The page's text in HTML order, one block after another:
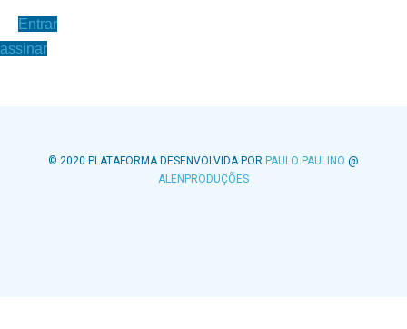
Entrar
assinar
© 2020 PLATAFORMA DESENVOLVIDA POR PAULO PAULINO @
ALENPRODUÇÕES